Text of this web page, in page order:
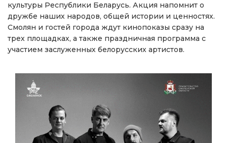
культуры Республики Беларусь. Акция напомнит о
дружбе наших народов, общей истории и ценностях.
Смолян и гостей города ждут кинопоказы сразу на
трех площадках, а также праздничная программа с
участием заслуженных белорусских артистов.